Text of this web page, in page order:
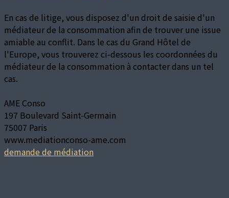
En cas de litige, vous disposez d'un droit de saisie d'un
médiateur de la consommation afin de trouver une issue
amiable au conflit. Dans le cas du Grand Hôtel de
l'Europe, vous trouverez ci-dessous les coordonnées du
médiateur de la consommation à contacter dans un tel
cas.
AME Conso
197 Boulevard Saint-Germain
75007 Paris
www.mediationconso-ame.com
demande de médiation